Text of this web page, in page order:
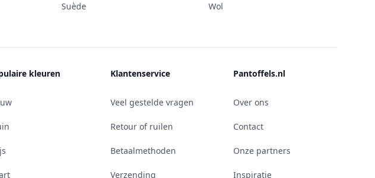
Suède Wol
kleuren Klantenservice
Veel gestelde vragen
Retour of ruilen
Betaalmethoden
Verzending
Pantoffels.nl
Over ons
Contact
Onze partners
Inspiratie